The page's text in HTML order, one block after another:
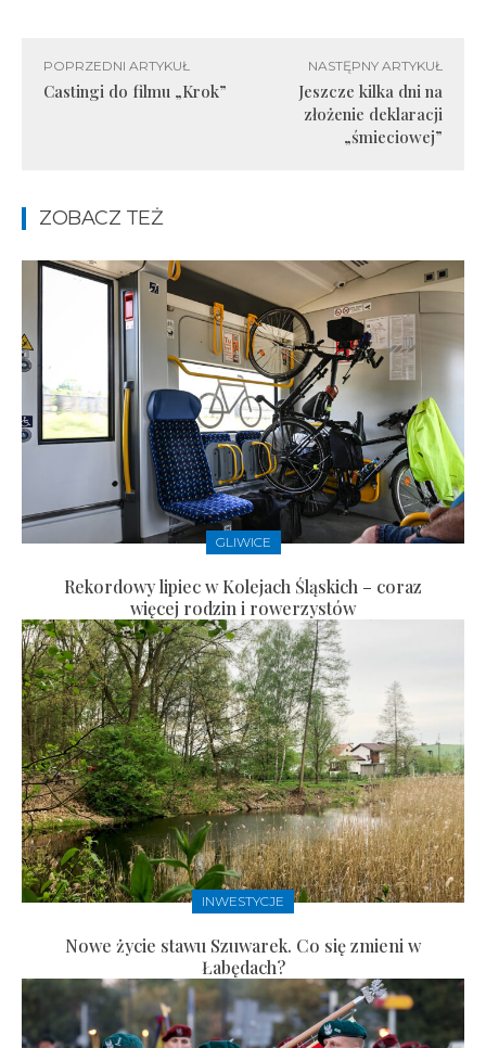
POPRZEDNI ARTYKUŁ
Castingi do filmu „Krok”
NASTĘPNY ARTYKUŁ
Jeszcze kilka dni na
złożenie deklaracji
„śmieciowej”
ZOBACZ TEŻ
GLIWICE
Rekordowy lipiec w Kolejach Śląskich – coraz
więcej rodzin i rowerzystów
INWESTYCJE
Nowe życie stawu Szuwarek. Co się zmieni w
Łabędach?